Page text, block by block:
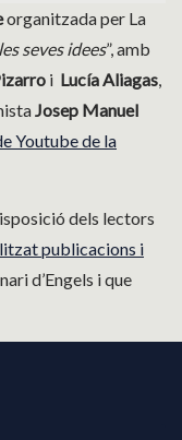
organitzada per La
seves idees”, amb
i Lucía Aliagas,
Josep Manuel
Youtube de la
dels lectors
publicacions i
d’Engels i que